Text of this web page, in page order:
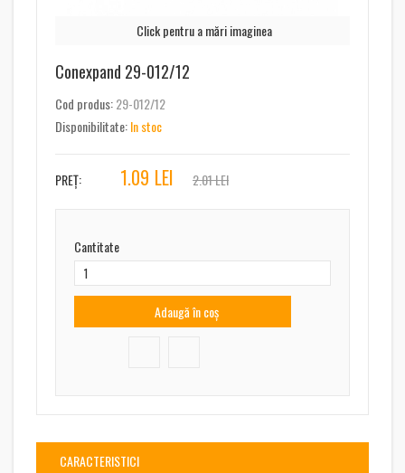
Click pentru a mări imaginea
Conexpand 29-012/12
Cod produs:29-012/12
Disponibilitate:In stoc
PREȚ: 1.09 LEI 2.01 LEI
Cantitate
Adaugă în coș
CARACTERISTICI